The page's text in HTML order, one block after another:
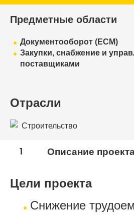
Предметные области
Документооборот (ECM)
Закупки, снабжение и
поставщиками
Отрасли
Строительство
1 Описание
Цели проекта
Снижение